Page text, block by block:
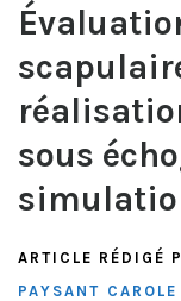
sous
ARTICLE RÉDIGÉ
PAYSANT